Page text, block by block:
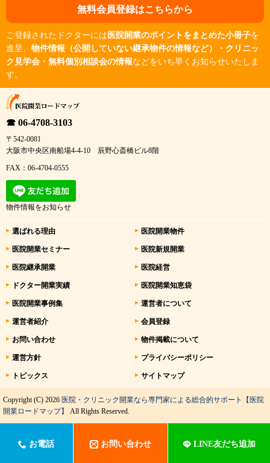
無料会員登録はこちらから
ご登録されたドクターには 医院開業のポイントをまとめた小冊子を
進呈、 物件情報（公開していない継承物件の情報など）・クリニッ
ク見学会・無料個別相談会の情報などをいち早くお知らせいたしま
す。
☎ 06-4708-3103
〒542-0081
大阪市中央区南船場4-4-10 辰野心斎橋ビル8階
FAX：06-4704-0555
物件情報をお知らせ
選ばれる理由 医院開業物件
医院開業セミナー 医院新規開業
医院継承開業 医院経営
ドクター開業実績 医院開業知恵袋
医院開業事例集 運営者について
運営者紹介 会員登録
お問い合わせ 物件掲載について
運営方針 プライバシーポリシー
トピックス サイトマップ
お電話 お問い合わせ LINE友だち追加
Copyright (C) 2026 医院・クリニック開業なら専門家による総合的サポート【医院
開業ロードマップ】
All Rights Reserved.